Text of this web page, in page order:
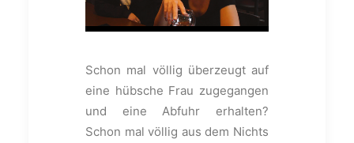
Schon mal völlig überzeugt auf
eine hübsche Frau zugegangen
und eine Abfuhr erhalten?
Schon mal völlig aus dem Nichts